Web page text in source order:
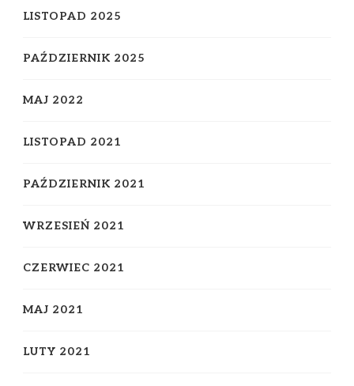
LISTOPAD 2025
PAŹDZIERNIK 2025
MAJ 2022
LISTOPAD 2021
PAŹDZIERNIK 2021
WRZESIEŃ 2021
CZERWIEC 2021
MAJ 2021
LUTY 2021